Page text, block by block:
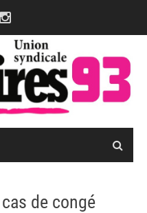
de congé